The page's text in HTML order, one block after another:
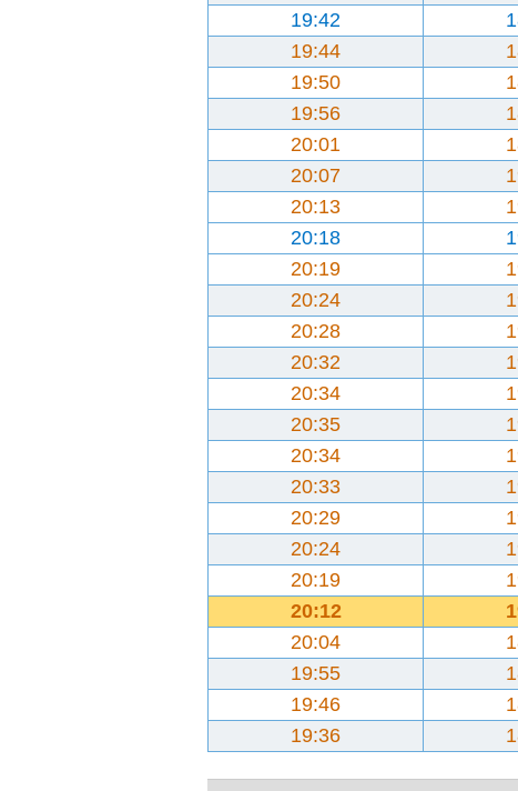
19:42
19:44
19:50
19:56
20:01
20:07
20:13
20:18
20:19
20:24
20:28
20:32
20:34
20:35
20:34
20:33
20:29
20:24
20:19
20:12
20:04
19:55
19:46
19:36